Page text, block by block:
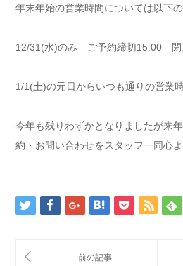
年末年始の営業時間については以下の
12/31(水)のみ ご予約締切15:00 閉
1/1(土)の元日からいつも通りの営業
今年も残りわずかとなりましたが来
約・お問い合わせをスタッフ一同心